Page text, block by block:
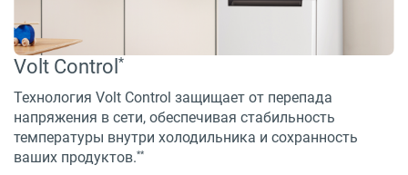
Volt Control *
Технология Volt Control защищает от перепада
напряжения в сети, обеспечивая стабильность
температуры внутри холодильника и сохранность
ваших продуктов.**